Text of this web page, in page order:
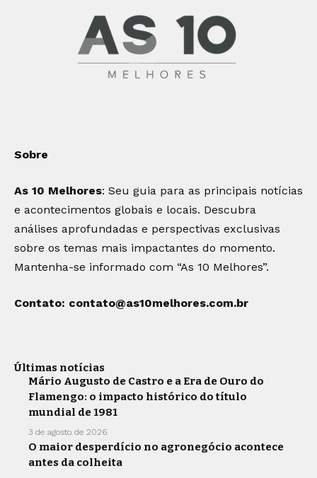
Sobre
As 10 Melhores: Seu guia para as principais notícias
e acontecimentos globais e locais. Descubra
análises aprofundadas e perspectivas exclusivas
sobre os temas mais impactantes do momento.
Mantenha-se informado com “As 10 Melhores”.
Contato: contato@as10melhores.com.br
Últimas notícias
Mário Augusto de Castro e a Era de Ouro do
Flamengo: o impacto histórico do título
mundial de 1981
3 de agosto de 2026
O maior desperdício no agronegócio acontece
antes da colheita